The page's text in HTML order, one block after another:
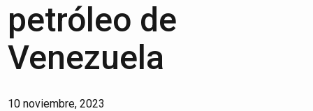
petróleo de
Venezuela
10 noviembre, 2023